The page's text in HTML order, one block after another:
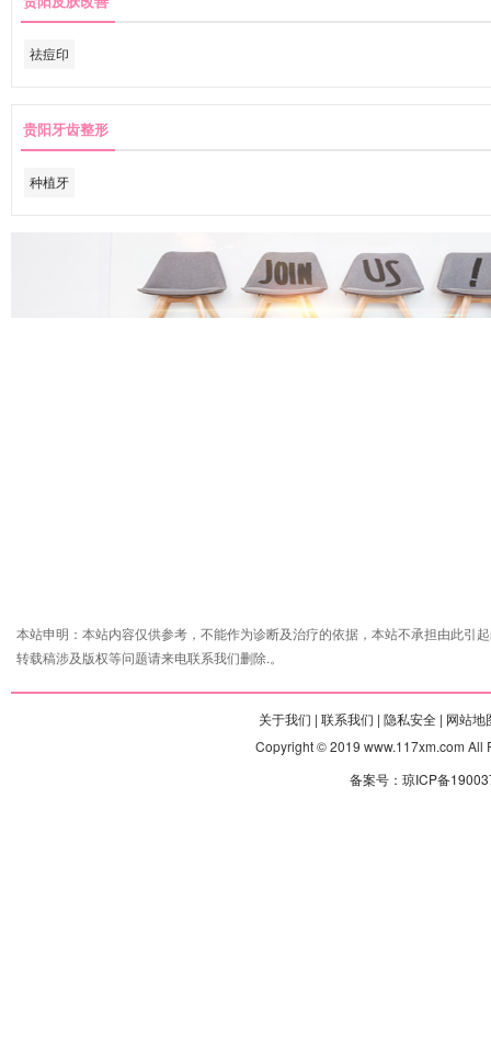
祛痘印
贵阳牙齿整形
种植牙
本站申明：本站内容仅供参考，不能作为诊断及治疗的依据，本站不承担由此引
转载稿涉及版权等问题请来电联系我们删除.。
关于我们 | 联系我们 | 隐私安全 | 网站地
Copyright © 2019 www.117xm.com All
备案号：琼ICP备